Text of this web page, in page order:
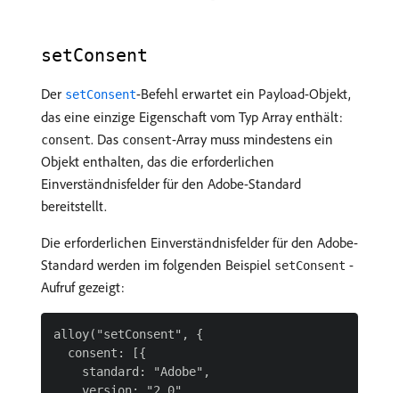
setConsent
Der setConsent-Befehl erwartet ein Payload-Objekt,
das eine einzige Eigenschaft vom Typ Array enthält:
consent. Das consent-Array muss mindestens ein
Objekt enthalten, das die erforderlichen
Einverständnisfelder für den Adobe-Standard
bereitstellt.
Die erforderlichen Einverständnisfelder für den Adobe-
Standard werden im folgenden Beispiel setConsent -
Aufruf gezeigt:
alloy("setConsent", {
  consent: [{
    standard: "Adobe",